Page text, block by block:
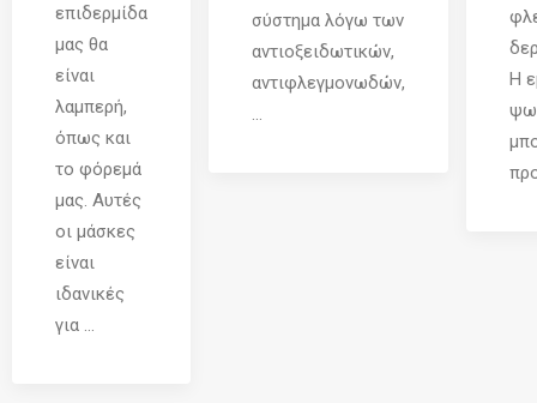
επιδερμίδα
μας θα
είναι
λαμπερή,
όπως και
το φόρεμά
μας. Αυτές
οι μάσκες
είναι
ιδανικές
για ...
σύστημα λόγω των
αντιοξειδωτικών,
αντιφλεγμονωδών,
...
Η